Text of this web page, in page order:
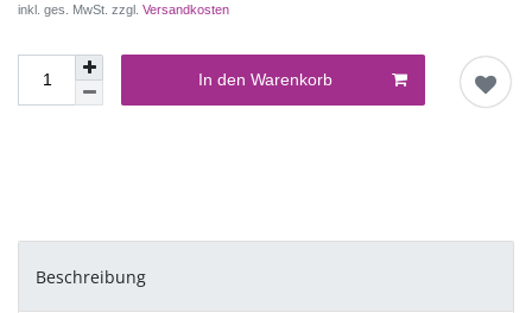
inkl. ges. MwSt. zzgl. Versandkosten
In den Warenkorb
Beschreibung